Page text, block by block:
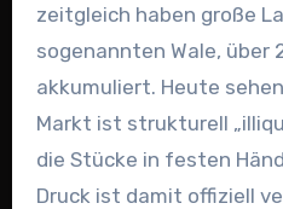
zeitgleich haben große
sogenannten Wale, über
akkumuliert. Heute
Markt ist strukturell
die Stücke in festen
Druck ist damit offiziell